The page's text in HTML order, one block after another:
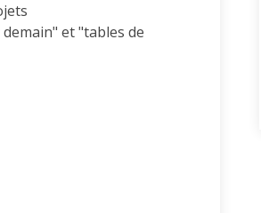
et "tables de